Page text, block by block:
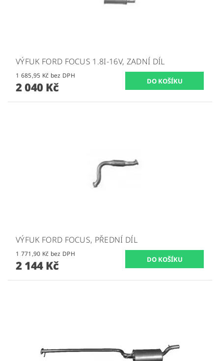
VÝFUK FORD FOCUS 1.8I-16V, ZADNÍ DÍL
1 685,95 Kč bez DPH
2 040 Kč
VÝFUK FORD FOCUS, PŘEDNÍ DÍL
1 771,90 Kč bez DPH
2 144 Kč